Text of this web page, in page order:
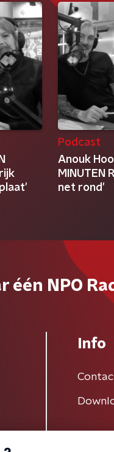
Podcast
Anouk
MINUTEN
net rond'
één NPO
Info